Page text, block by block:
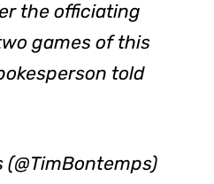
the officiating
games of this
told